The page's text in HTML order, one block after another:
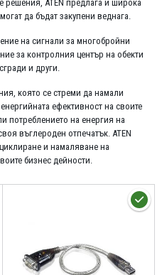
ATEN предлага и широка
да бъдат закупени веднага.
на сигнали за многобройни
за контролния център на обекти
и други.
която се стреми да намали
ефективност на своите
потреблението на енергия на
въглероден отпечатък. ATEN
и намаляване на
бизнес дейности.